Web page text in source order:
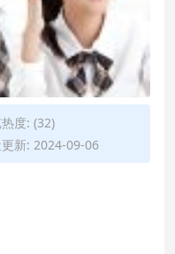
度: (32)
新: 2024-09-06